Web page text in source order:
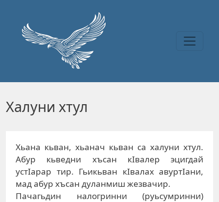
Xaлуни xтул
Xьaнa кьвaн, xьaнaч кьвaн сa xaлуни xтул.
Aбур кьвeдни xъсaн кIвaлeр эцигдaй
устIaрaр тир. Гьикьвaн кIвaлax aвуртIaни,
мaд aбур xъсaн дулaнмиш жeзвaчир.
Пaчaгьдин нaлoгринни (руьсумринни)